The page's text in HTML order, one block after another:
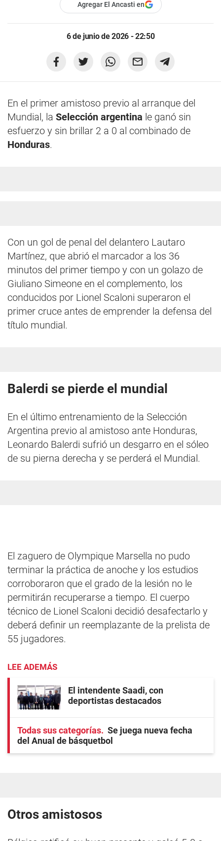
Agregar El Ancasti en
6 de junio de 2026 - 22:50
En el primer amistoso previo al arranque del
Mundial, la Selección argentina le ganó sin
esfuerzo y sin brillar 2 a 0 al combinado de
Honduras.
Con un gol de penal del delantero Lautaro
Martínez, que abrió el marcador a los 36
minutos del primer tiempo y con un golazo de
Giuliano Simeone en el complemento, los
conducidos por Lionel Scaloni superaron el
primer cruce antes de emprender la defensa del
título mundial.
Balerdi se pierde el mundial
En el último entrenamiento de la Selección
Argentina previo al amistoso ante Honduras,
Leonardo Balerdi sufrió un desgarro en el sóleo
de su pierna derecha y se perderá el Mundial.
El zaguero de Olympique Marsella no pudo
terminar la práctica de anoche y los estudios
corroboraron que el grado de la lesión no le
permitirán recuperarse a tiempo. El cuerpo
técnico de Lionel Scaloni decidió desafectarlo y
deberá definir un reemplazante de la prelista de
55 jugadores.
LEE ADEMÁS
El intendente Saadi, con
deportistas destacados
Todas sus categorías
Se juega nueva fecha
del Anual de básquetbol
Otros amistosos